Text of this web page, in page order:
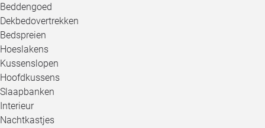
Beddengoed
Dekbedovertrekken
Bedspreien
Hoeslakens
Kussenslopen
Hoofdkussens
Slaapbanken
Interieur
Nachtkastjes